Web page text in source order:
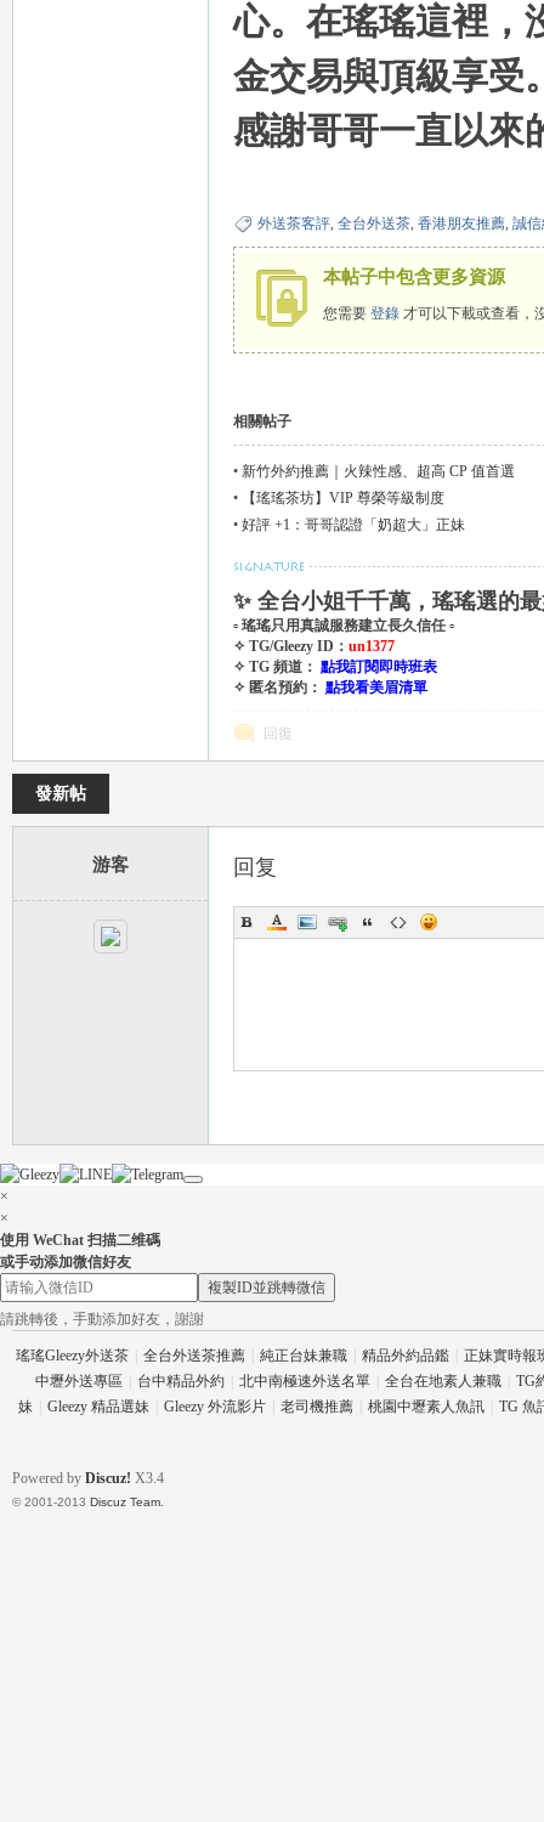
20
心。在瑤瑤這裡，
金交易與頂級享受
感謝哥哥一直以來
外送茶客評, 全台外送茶, 香港朋友推薦, 誠
本帖子中包含更多資源
您需要 登錄 才可以下載或查看，
相關帖子
• 新竹外約推薦｜火辣性感、超高 CP 值首選
•
【瑤瑤茶坊】VIP 尊榮等級制度
• 好評 +1：哥哥認證「奶超大」正妹
✨ 全台小姐千千萬，瑤瑤選的
▫ 瑤瑤只用真誠服務建立長久信任 ▫
✧ TG/Gleezy ID： un1377
✧ TG 頻道： 點我訂閱即時班表
✧ 匿名預約： 點我看美眉清單
回復
發新帖
游客 回复
×
×
使用 WeChat 扫描二维碼
或手动添加微信好友
複製ID並跳轉微信
請跳轉後，手動添加好友，謝謝
瑤瑤Gleezy外送茶 全台外送茶推薦 純正台妹兼職 精品外約品鑑
正妹實時報
中壢外送專區
台中精品外約 北中南極速外送名單 全台在地素人兼職
TG
妹
Gleezy 精品選妹 Gleezy 外流影片 老司機推薦 桃園中壢素人魚訊 TG 魚
Powered by Discuz! X3.4
© 2001-2013 Discuz Team.